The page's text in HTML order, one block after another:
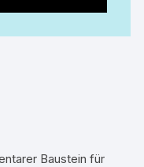
Baustein für